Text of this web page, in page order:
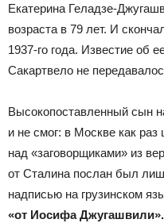
Екатерина Геладзе-
возраста в 79 лет. И
1937-го года. Известие об
Сакартвело не
Высокопоставленный сын
и не смог: в Москве как
над «заговорщиками» из
от Сталина послан был
надписью на грузинском
«от Иосифа Джугашвили».